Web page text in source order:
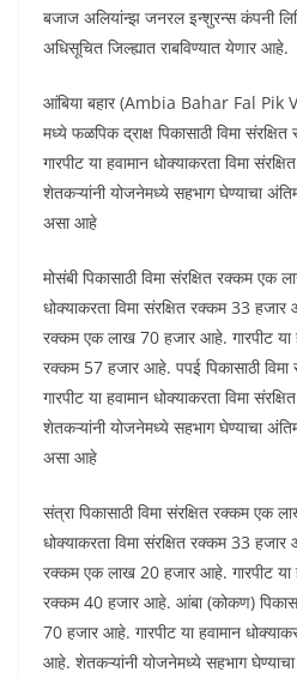
बजाज अलियांन्झ जनरल इन्शुरन्स कंपनी
अधिसूचित जिल्ह्यात राबविण्यात येणार आहे.
आंबिया बहार (Ambia Bahar Fal
मध्ये फळपिक द्राक्ष पिकासाठी विमा
गारपीट या हवामान धोक्याकरता विमा
शेतकऱ्यांनी योजनेमध्ये सहभाग घेण्याचा
असा आहे
मोसंबी पिकासाठी विमा संरक्षित रक्कम एक
धोक्याकरता विमा संरक्षित रक्कम 33 हजार
रक्कम एक लाख 70 हजार आहे. गारपीट या
रक्कम 57 हजार आहे. पपई पिकासाठी
गारपीट या हवामान धोक्याकरता विमा
शेतकऱ्यांनी योजनेमध्ये सहभाग घेण्याचा
असा आहे
संत्रा पिकासाठी विमा संरक्षित रक्कम एक
धोक्याकरता विमा संरक्षित रक्कम 33 हजार
रक्कम एक लाख 20 हजार आहे. गारपीट या
रक्कम 40 हजार आहे. आंबा (कोकण)
70 हजार आहे. गारपीट या हवामान
आहे. शेतकऱ्यांनी योजनेमध्ये सहभाग